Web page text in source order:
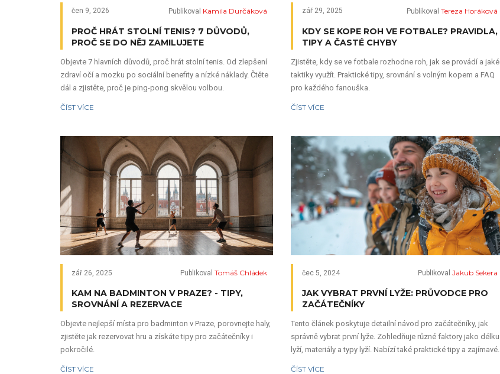
čen 9, 2026 Publikoval Kamila Durčáková
PROČ HRÁT STOLNÍ TENIS? 7 DŮVODŮ,
PROČ SE DO NĚJ ZAMILUJETE
Objevte 7 hlavních důvodů, proč hrát stolní tenis. Od zlepšení
zdraví očí a mozku po sociální benefity a nízké náklady. Čtěte
dál a zjistěte, proč je ping-pong skvělou volbou.
ČÍST VÍCE
zář 29, 2025 Publikoval Tereza Horáková
KDY SE KOPE ROH VE FOTBALE? PRAVIDLA,
TIPY A ČASTÉ CHYBY
Zjistěte, kdy se ve fotbale rozhodne roh, jak se provádí a jaké
taktiky využít. Praktické tipy, srovnání s volným kopem a FAQ
pro každého fanouška.
ČÍST VÍCE
zář 26, 2025 Publikoval Tomáš Chládek
KAM NA BADMINTON V PRAZE? - TIPY,
SROVNÁNÍ A REZERVACE
Objevte nejlepší místa pro badminton v Praze, porovnejte haly,
zjistěte jak rezervovat hru a získáte tipy pro začátečníky i
pokročilé.
ČÍST VÍCE
čec 5, 2024 Publikoval Jakub Sekera
JAK VYBRAT PRVNÍ LYŽE: PRŮVODCE PRO
ZAČÁTEČNÍKY
Tento článek poskytuje detailní návod pro začátečníky, jak
správně vybrat první lyže. Zohledňuje různé faktory jako délku
lyží, materiály a typy lyží. Nabízí také praktické tipy a zajímavé
ČÍST VÍCE